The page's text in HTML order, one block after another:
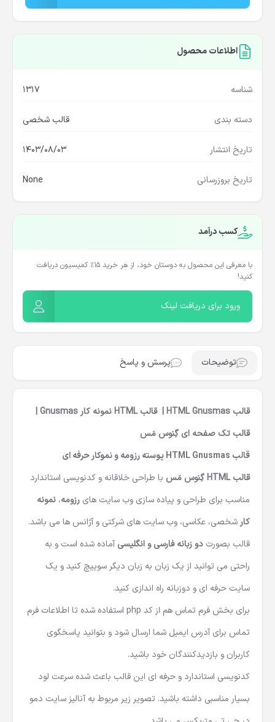
اطلاعات محصول
شناسه 1317
دسته بندی قالب شخصی
تاریخ انتشار 1403/08/03
تاریخ بروزرسانی None
کسب درآمد
با معرفی این محصول به دوستان خود، از هر خرید ۱۵٪ کمیسیون دریافت
کنید!
ورود برای دریافت لینک
توضیحات پرسش و پاسخ
قالب HTML Gnusmas | قالب HTML نمونه کار Gnusmas |
قالب تک صفحه ای گِنوس مَس
قالب HTML Gnusmas پوسته رزومه و نموکار حرفه ای
قالب HTML گِنوس مَس
با طراحی خلاقانه و کدنویسی استاندارد
مناسب برای طراحی و پیاده سازی وب سایت های رزومه، نمونه
کار شخصی، عکاسی، وب سایت های شرکتی و آژانس ها می باشد.
قالب بصورت دو زبانه فارسی و انگلیسی آماده شده است و به
راحتی می توانید از یک زبان به زبان دیگر سوییچ کنید و یک
سایت حرفه ای و دوزبانه راه اندازی کنید.
برای بخش فرم تماس هم از کد php استفاده شده تا اطلاعات فرم
تماس برای آدرس ایمیل شما ارسال شود و بتوانید پاسخگوی
کاربران و بازدیدکنندگان خود باشید.
کدنویسی استاندارد و حرفه ای این قالب باعث شده سرعت لود
بسیار مناسبی داشته باشید. تصویر زیر مربوط به آنالیز سایت دمو